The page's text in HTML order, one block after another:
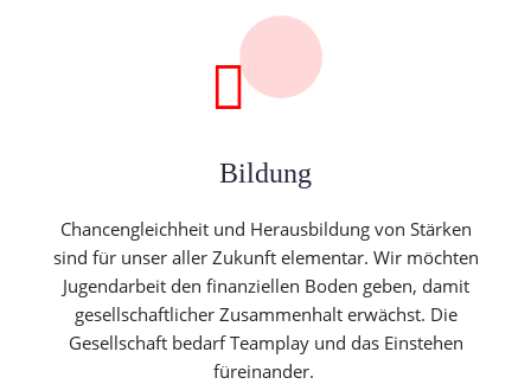
Bildung
Chancengleichheit und Herausbildung von Stärken
sind für unser aller Zukunft elementar. Wir möchten
Jugendarbeit den finanziellen Boden geben, damit
gesellschaftlicher Zusammenhalt erwächst. Die
Gesellschaft bedarf Teamplay und das Einstehen
füreinander.